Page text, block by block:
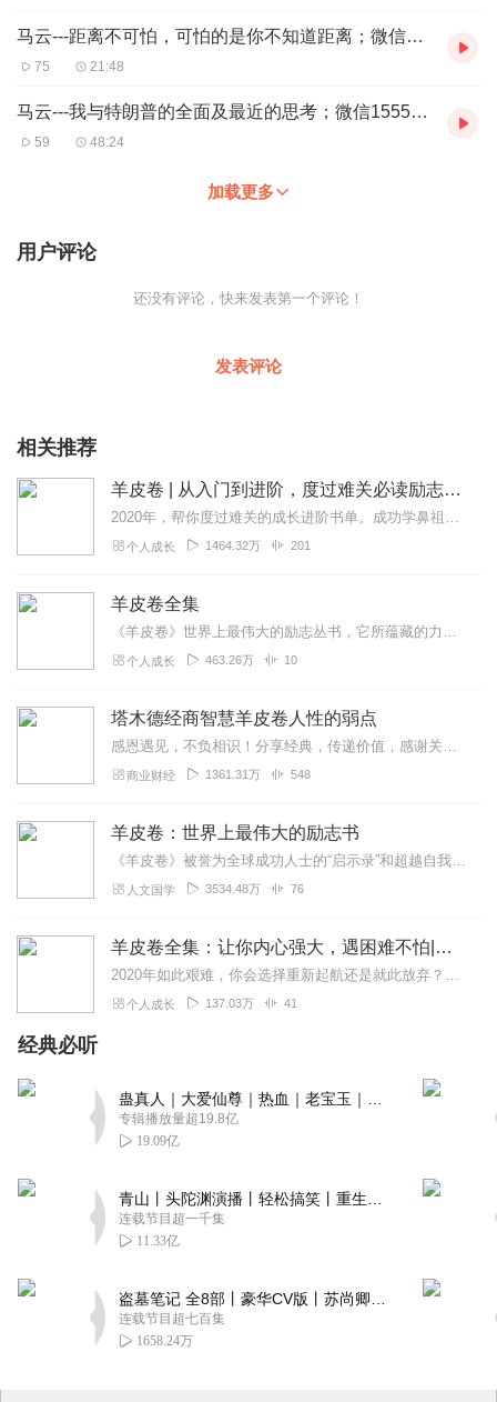
马云---距离不可怕，可怕的是你不知道距离；微信15555983932
75 21:48
马云---我与特朗普的全面及最近的思考；微信15555983932
59 48:24
加载更多
用户评论
还没有评论，快来发表第一个评论！
发表评论
相关推荐
羊皮卷 | 从入门到进阶，度过难关必读励志书单（增订编译版）
2020年，帮你度过难关的成长进阶书单。成功学鼻祖卡耐基，马云乔布斯追捧的教育之父最伟大的励志畅销书，改变千万人命运的成功圣经经典加餐，重新编译，更符合中国人收...
个人成长 1464.32万 201
羊皮卷全集
《羊皮卷》世界上最伟大的励志丛书，它所蕴藏的力量改变了无数人的生活命运，包括撰写出风靡世界的《世界上最伟大的推销员》的本书编者奥格·曼狄诺。奥格·曼狄诺是当今世...
个人成长 463.26万 10
塔木德经商智慧羊皮卷人性的弱点
感恩遇见，不负相识！分享经典，传递价值，感谢关注！交流合作+（微：A255618)某信、某音同号【塔木德、羊皮卷、人性的弱点、墨菲定律、世界上最神奇的24...
商业财经 1361.31万 548
羊皮卷：世界上最伟大的励志书
《羊皮卷》被誉为全球成功人士的“启示录”和超越自我极限的“旷世奇书”。本书将多年来一直被人们奉为圣经的经典理念和信条，阐述得详尽而淋漓。
人文国学 3534.48万 76
羊皮卷全集：让你内心强大，遇困难不怕|洛克菲勒推荐
2020年如此艰难，你会选择重新起航还是就此放弃？如果你读过太多鸡汤还是没有用处如果你心中充满了迷茫，不知去哪如果你想让自己更优秀，不甘平凡那我推荐你读读这本力...
个人成长 137.03万 41
经典必听
专辑播放量超19.8亿
19.09亿
连载节目超一千集
11.33亿
连载节目超七百集
1658.24万